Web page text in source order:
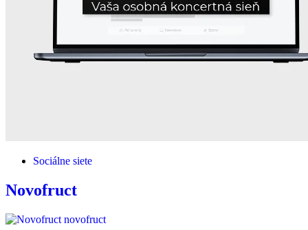
Sociálne siete
Novofruct